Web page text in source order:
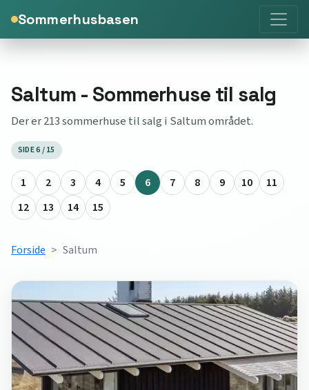
Sommerhusbasen
Saltum - Sommerhuse til salg
Der er 213 sommerhuse til salg i Saltum området.
SIDE 6 / 15
1 2 3 4 5 6 7 8 9 10
11
12
13 14 15
Forside Saltum